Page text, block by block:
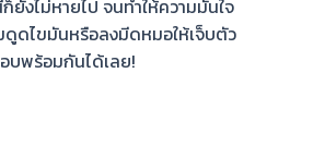
งไม่หายไป จนทำให้ความมั่นใจ
ดไขมันหรือลงมีดหมอให้เจ็บตัว
บพร้อมกันได้เลย!